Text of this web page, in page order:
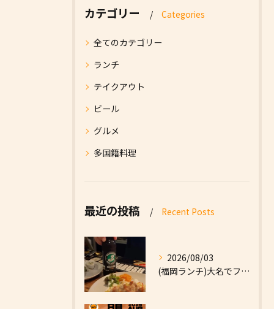
カテゴリー Categories
全てのカテゴリー
ランチ
テイクアウト
ビール
グルメ
多国籍料理
最近の投稿 Recent Posts
2026/08/03
(福岡ランチ)大名でファーストフードなら|High Five...